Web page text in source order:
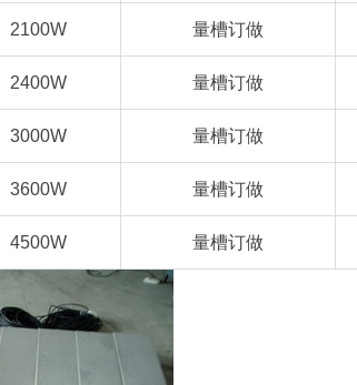
2100W 量槽订做
2400W 量槽订做
3000W 量槽订做
3600W 量槽订做
4500W 量槽订做